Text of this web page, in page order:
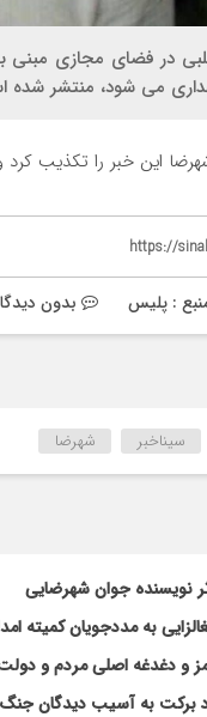
می شود، منتشر
این خبر را تکذیب
https://
: پلیس بدون
سیناخبر شهرضا
نویسنده جوان شهرضایی
و دغدغه اصلی مردم و